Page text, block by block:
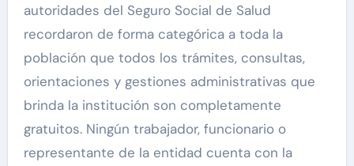
autoridades del Seguro Social de Salud
recordaron de forma categórica a toda la
población que todos los trámites, consultas,
orientaciones y gestiones administrativas que
brinda la institución son completamente
gratuitos. Ningún trabajador, funcionario o
representante de la entidad cuenta con la